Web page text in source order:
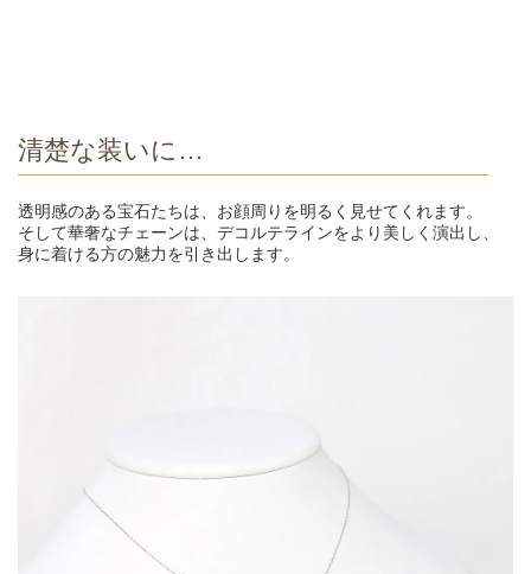
清楚な装いに…
透明感のある宝石たちは、お顔周りを明るく見せてくれます。
そして華奢なチェーンは、デコルテラインをより美しく演出し、
身に着ける方の魅力を引き出します。